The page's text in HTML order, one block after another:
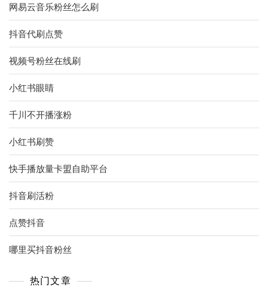
网易云音乐粉丝怎么刷
抖音代刷点赞
视频号粉丝在线刷
小红书眼睛
千川不开播涨粉
小红书刷赞
快手播放量卡盟自助平台
抖音刷活粉
点赞抖音
哪里买抖音粉丝
热门文章